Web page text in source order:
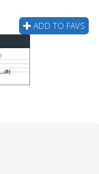
ADD TO FAVS